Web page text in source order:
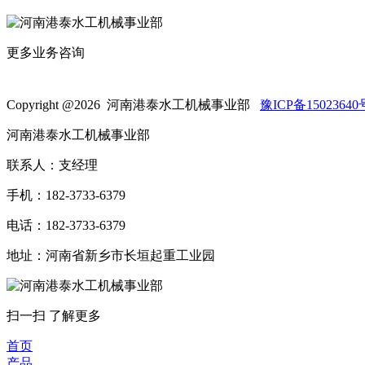
更多业务咨询
Copyright @2026 河南港泰水工机械事业部 豫ICP备15023640
河南港泰水工机械事业部
联系人：支经理
手机：182-3733-6379
电话：182-3733-6379
地址：河南省新乡市长垣起重工业园
扫一扫 了解更多
首页